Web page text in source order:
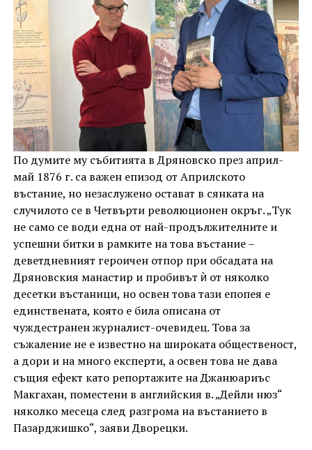
По думите му събитията в Дряновско през април-
май 1876 г. са важен епизод от Априлското
въстание, но незаслужено остават в сянката на
случилото се в Четвърти революционен окръг. „Тук
не само се води една от най-продължителните и
успешни битки в рамките на това въстание –
деветдневният героичен отпор при обсадата на
Дряновския манастир и пробивът ѝ от няколко
десетки въстаници, но освен това тази епопея е
единствената, която е била описана от
чуждестранен журналист-очевидец. Това за
съжаление не е известно на широката общественост,
а дори и на много експерти, а освен това не дава
същия ефект като репортажите на Джанюариъс
Макгахан, поместени в английския в. „Дейли нюз“
няколко месеца след разгрома на въстанието в
Пазарджишко“, заяви Дворецки.